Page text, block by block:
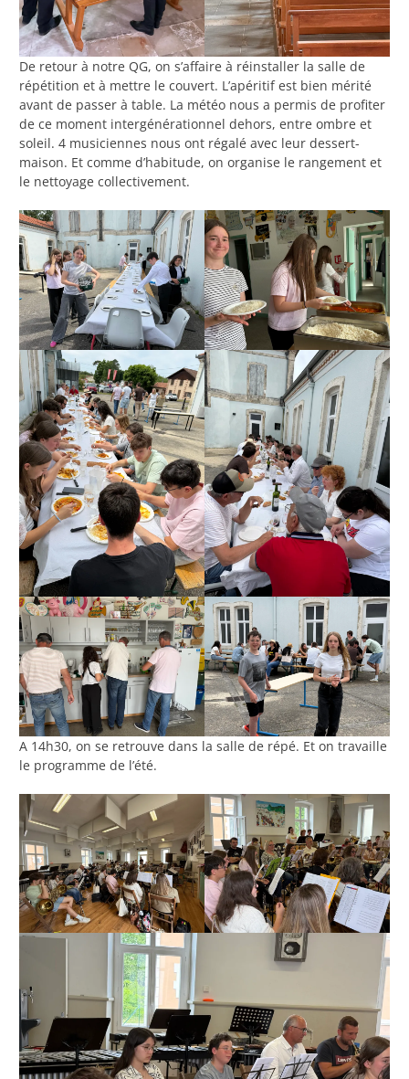
De retour à notre QG, on s’affaire à réinstaller la salle de
répétition et à mettre le couvert. L’apéritif est bien mérité
avant de passer à table. La météo nous a permis de profiter
de ce moment intergénérationnel dehors, entre ombre et
soleil. 4 musiciennes nous ont régalé avec leur dessert-
maison. Et comme d’habitude, on organise le rangement et
le nettoyage collectivement.
A 14h30, on se retrouve dans la salle de répé. Et on travaille
le programme de l’été.